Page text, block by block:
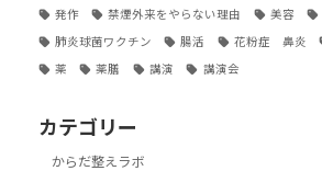
発作 禁煙外来をやらない理由 美容
肺炎球菌ワクチン 腸活 花粉症 鼻炎
薬 薬膳 講演 講演会
カテゴリー
からだ整えラボ